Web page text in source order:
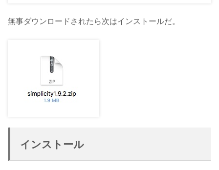
無事ダウンロードされたら次はインストールだ。
インストール